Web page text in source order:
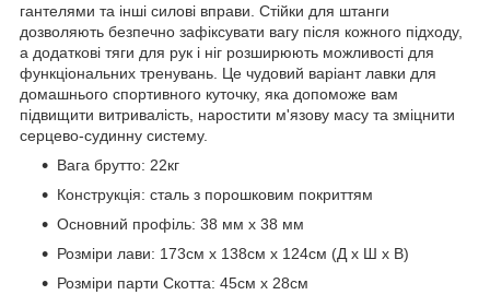
гантелями та інші силові вправи. Стійки для штанги
дозволяють безпечно зафіксувати вагу після кожного підходу,
а додаткові тяги для рук і ніг розширюють можливості для
функціональних тренувань. Це чудовий варіант лавки для
домашнього спортивного куточку, яка допоможе вам
підвищити витривалість, наростити м'язову масу та зміцнити
серцево-судинну систему.
Вага брутто: 22кг
Конструкція: сталь з порошковим покриттям
Основний профіль: 38 мм x 38 мм
Розміри лави: 173см x 138см x 124см (Д x Ш x В)
Розміри парти Скотта: 45см х 28см